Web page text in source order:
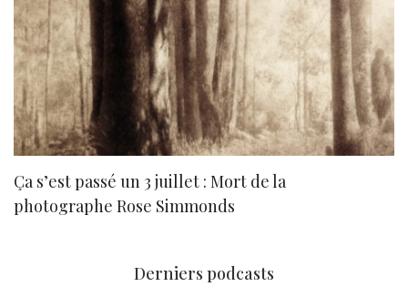
Ça s’est passé un 3 juillet : Mort de la
photographe Rose Simmonds
Derniers podcasts